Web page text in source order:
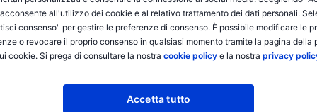
all'utilizzo dei cookie e al relativo trattamento dei dati personali.
consenso" per gestire le preferenze di consenso. È possibile modificare le
o revocare il proprio consenso in qualsiasi momento tramite la pagina della
cookie. Si prega di consultare la nostra cookie policye la nostra privacy
Accetta tutto
Compara le piattaforme
BG SAXO Investor